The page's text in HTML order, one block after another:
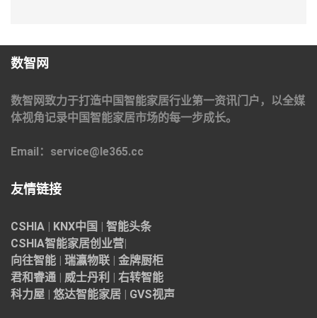
数智网
数智网致力于打造中国智能家居行业第一资讯门户，以全媒
体视角记录中国智能家居市场的每一步成长。
Email：service@le365.cc
友情链接
CSHIA KNX中国
智能头条
CSHIA智能家居创业营
向往智能
瑞瀛物联
金牌厨柜
君和睿通
威士丹利
右转智能
科力屋
悠达智能家居 GVS视声